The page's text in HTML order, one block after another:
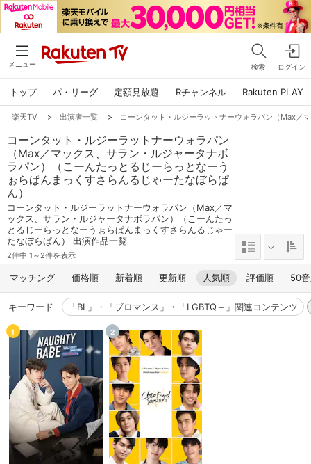
メニュー 検索 ログイン
トップ パ・リーグ 定額見放題 Rチャンネル Rakuten PLAY
楽天TV > 出演者一覧 > コーンタット・ルジーラットナーウォラパン（Max／
コーンタット・ルジーラットナーウォラパン
（Max／マックス、サラン・ルジャータナボ
ラパン）（こーんたっとるじーらっとなーう
ぉらぱんまっくすさらんるじゃーたなぼらぱ
ん）
コーンタット・ルジーラットナーウォラパン（Max／マ
ックス、サラン・ルジャータナボラパン）（こーんたっ
とるじーらっとなーうぉらぱんまっくすさらんるじゃー
たなぼらぱん） 出演作品一覧
2件中 1～2件を表示
マッチング 価格順 新着順 更新順 人気順 評価順 50
キーワード 「BL」・「ブロマンス」・「LGBTQ＋」関連コンテンツ
1 2